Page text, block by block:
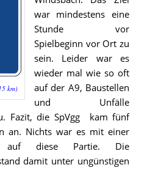
km)
war mindestens eine
Stunde vor
Spielbeginn vor Ort zu
sein. Leider war es
wieder mal wie so oft
auf der A9, Baustellen
und Unfälle
Fazit, die SpVgg kam fünf
an. Nichts war es mit einer
auf diese Partie. Die
damit unter ungünstigen